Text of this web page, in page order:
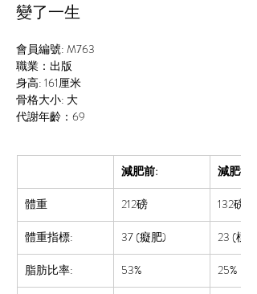
變了一生
會員編號: M763
職業：出版
身高: 161厘米
骨格大小: 大
代謝年齡：69
減肥前: 減肥後:
體重 212磅 132磅
體重指標: 37 (癡肥) 23 (標準)
脂肪比率: 53% 25%